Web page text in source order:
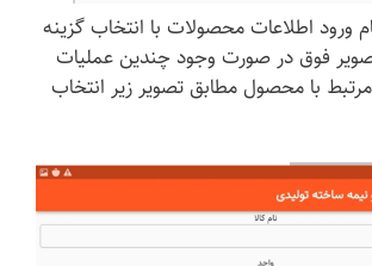
ورود اطلاعات محصولات با انتخاب گزینه
فوق در صورت وجود چندین عملیات
با محصول مطابق تصویر زیر انتخاب